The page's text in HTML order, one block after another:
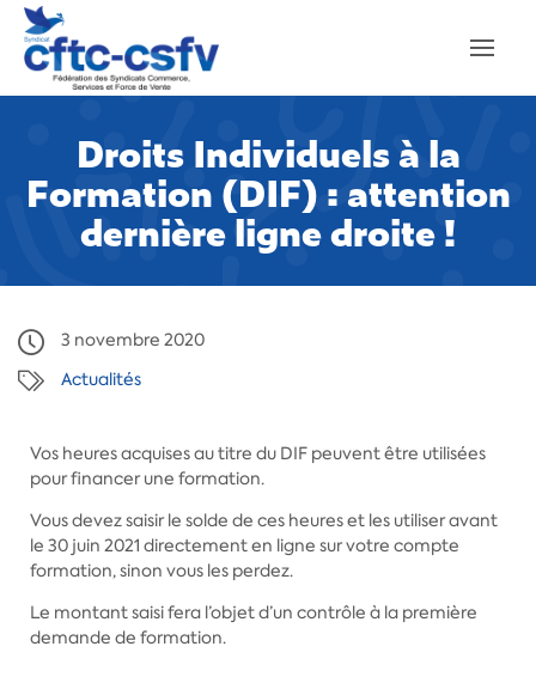
Droits Individuels à la
Formation (DIF) : attention
dernière ligne droite !
3 novembre 2020
Actualités
Vos heures acquises au titre du DIF peuvent être utilisées
pour financer une formation.
Vous devez saisir le solde de ces heures et les utiliser avant
le 30 juin 2021 directement en ligne sur votre compte
formation, sinon vous les perdez.
Le montant saisi fera l’objet d’un contrôle à la première
demande de formation.